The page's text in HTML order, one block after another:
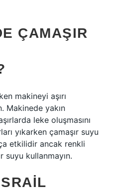
ÇAMAŞIR
makineyi aşırı
Makinede yakın
leke oluşmasını
yıkarken çamaşır suyu
etkilidir ancak renkli
suyu kullanmayın.